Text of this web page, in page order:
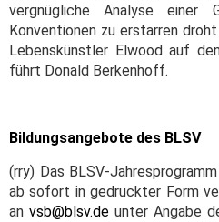
vergnügliche Analyse einer
Konventionen zu erstarren
Lebenskünstler Elwood auf
führt Donald Berkenhoff.
Bildungsangebote des BLSV
(rry) Das BLSV-
ab sofort in gedruckter Form
an vsb@blsv.de unter Angabe